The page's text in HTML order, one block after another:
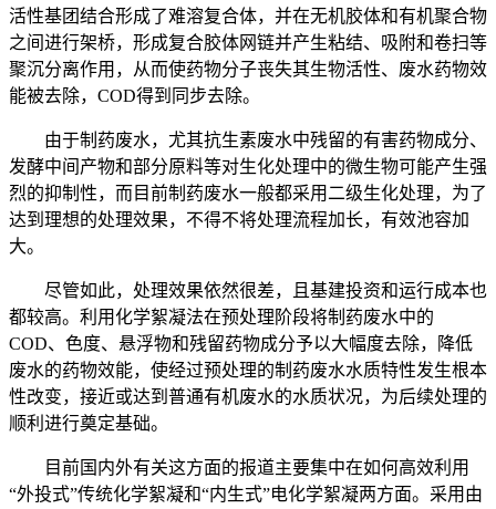
活性基团结合形成了难溶复合体，并在无机胶体和有机聚合物
之间进行架桥，形成复合胶体网链并产生粘结、吸附和卷扫等
聚沉分离作用，从而使药物分子丧失其生物活性、废水药物效
能被去除，COD得到同步去除。
由于制药废水，尤其抗生素废水中残留的有害药物成分、
发酵中间产物和部分原料等对生化处理中的微生物可能产生强
烈的抑制性，而目前制药废水一般都采用二级生化处理，为了
达到理想的处理效果，不得不将处理流程加长，有效池容加
大。
尽管如此，处理效果依然很差，且基建投资和运行成本也
都较高。利用化学絮凝法在预处理阶段将制药废水中的
COD、色度、悬浮物和残留药物成分予以大幅度去除，降低
废水的药物效能，使经过预处理的制药废水水质特性发生根本
性改变，接近或达到普通有机废水的水质状况，为后续处理的
顺利进行奠定基础。
目前国内外有关这方面的报道主要集中在如何高效利用
“外投式”传统化学絮凝和“内生式”电化学絮凝两方面。采用由